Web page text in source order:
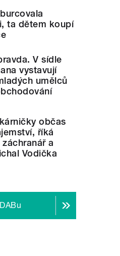
ta dětem koupí
V sídle
vystavují
umělců
občas
říká
a
Vodička